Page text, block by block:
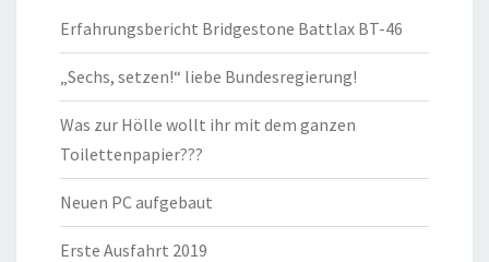
Erfahrungsbericht Bridgestone Battlax BT-46
„Sechs, setzen!“ liebe Bundesregierung!
Was zur Hölle wollt ihr mit dem ganzen
Toilettenpapier???
Neuen PC aufgebaut
Erste Ausfahrt 2019